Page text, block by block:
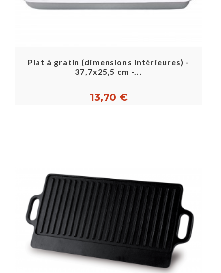
Plat à gratin (dimensions intérieures) -
37,7x25,5 cm -...
13,70 €